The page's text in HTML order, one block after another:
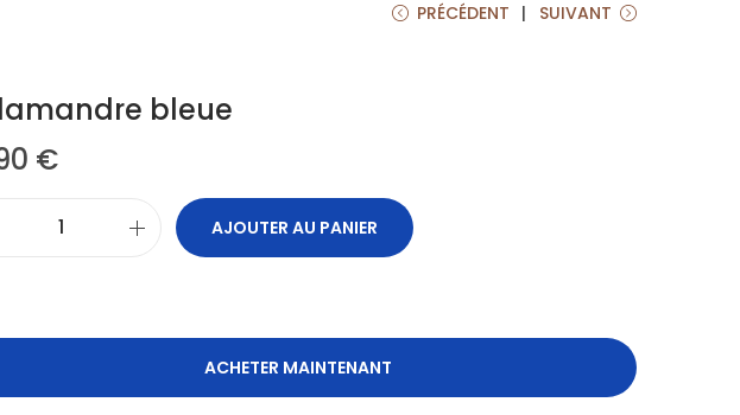
PRÉCÉDENT SUIVANT
bleue
€
AJOUTER AU PANIER
ACHETER MAINTENANT